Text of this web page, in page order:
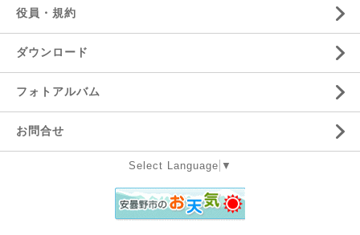
役員・規約
ダウンロード
フォトアルバム
お問合せ
Select Language ▼